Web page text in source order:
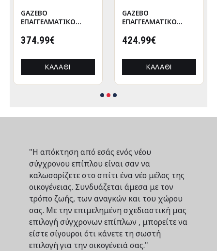
GAZEBO
ΕΠΑΓΓΕΛΜΑΤΙΚΟ
CRESSEN HM21097
ΑΛΟΥΜΙΝΙΟΥ
3x3x3,4Yμ
374.99€
ΚΑΛΆΘΙ
GAZEBO
ΕΠΑΓΓΕΛΜΑΤΙΚΟ
CRESSEN HM21097.01
ΑΛΟΥΜΙΝΙΟΥ
3x3x3,4Yεκ
424.99€
ΚΑΛΆΘΙ
"Η απόκτηση από εσάς ενός νέου
σύγχρονου επίπλου είναι σαν να
καλωσορίζετε στο σπίτι ένα νέο μέλος της
οικογένειας. Συνδυάζεται άμεσα με τον
τρόπο ζωής, των αναγκών και του χώρου
σας. Με την επιμελημένη σχεδιαστική μας
επιλογή σύγχρονων επίπλων , μπορείτε να
είστε σίγουροι ότι κάνετε τη σωστή
επιλογή για την οικογένειά σας."